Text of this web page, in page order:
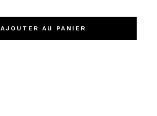
AJOUTER AU PANIER